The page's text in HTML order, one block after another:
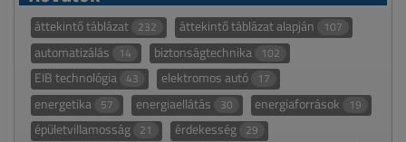
áttekintő táblázat 232 áttekintő táblázat alapján 107
automatizálás 14 biztonságtechnika 102
EIB technológia 43 elektromos autó 17
energetika 57 energiaellátás 30 energiaforrások 19
épületvillamosság 21 érdekesség 29